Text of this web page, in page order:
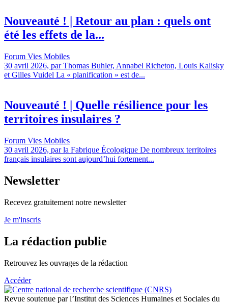
Nouveauté ! | Retour au plan : quels ont
été les effets de la...
Forum Vies Mobiles
30 avril 2026, par Thomas Buhler, Annabel Richeton, Louis Kalisky
et Gilles Vuidel La « planification » est de...
Nouveauté ! | Quelle résilience pour les
territoires insulaires ?
Forum Vies Mobiles
30 avril 2026, par la Fabrique Écologique De nombreux territoires
français insulaires sont aujourd’hui fortement...
Newsletter
Recevez gratuitement notre newsletter
Je m'inscris
La rédaction publie
Retrouvez les ouvrages de la rédaction
Accéder
Revue soutenue par l’Institut des Sciences Humaines et Sociales du